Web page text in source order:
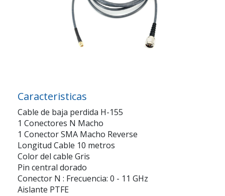
Caracteristicas
Cable de baja perdida H-155
1 Conectores N Macho
1 Conector SMA Macho Reverse
Longitud Cable 10 metros
Color del cable Gris
Pin central dorado
Conector N : Frecuencia: 0 - 11 GHz
Aislante PTFE